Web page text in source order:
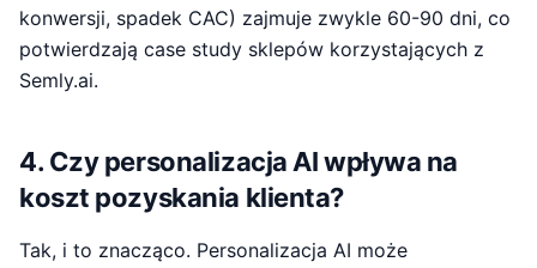
konwersji, spadek CAC) zajmuje zwykle 60-90 dni, co
potwierdzają case study sklepów korzystających z
Semly.ai.
4. Czy personalizacja AI wpływa na
koszt pozyskania klienta?
Tak, i to znacząco. Personalizacja AI może